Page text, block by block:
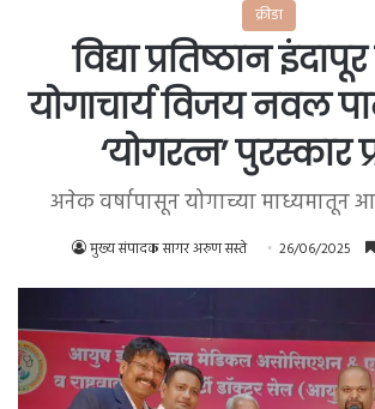
क्रीडा
विद्या प्रतिष्ठान
योगाचार्य विजय नवल
‘योगरत्न’ पुरस्कार
अनेक वर्षापासून योगाच्या माध्यमातून
मुख्य संपादक सागर अरुण सस्ते 26/06/2025